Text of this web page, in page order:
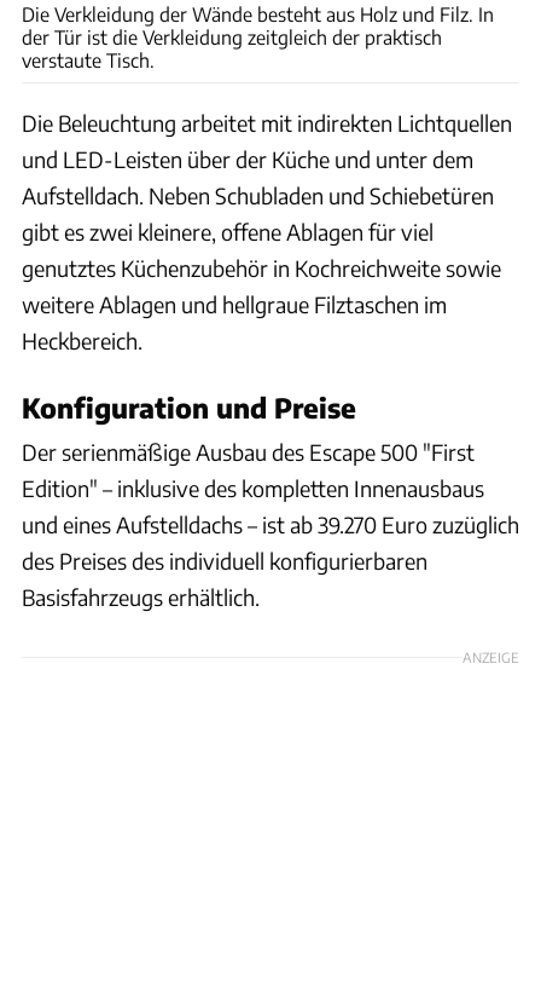
Die Verkleidung der Wände besteht aus Holz und Filz. In
der Tür ist die Verkleidung zeitgleich der praktisch
verstaute Tisch.
Die Beleuchtung arbeitet mit indirekten Lichtquellen
und LED-Leisten über der Küche und unter dem
Aufstelldach. Neben Schubladen und Schiebetüren
gibt es zwei kleinere, offene Ablagen für viel
genutztes Küchenzubehör in Kochreichweite sowie
weitere Ablagen und hellgraue Filztaschen im
Heckbereich.
Konfiguration und Preise
Der serienmäßige Ausbau des Escape 500 "First
Edition" – inklusive des kompletten Innenausbaus
und eines Aufstelldachs – ist ab 39.270 Euro zuzüglich
des Preises des individuell konfigurierbaren
Basisfahrzeugs erhältlich.
ANZEIGE